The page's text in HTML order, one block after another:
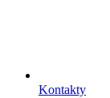
Kontakty